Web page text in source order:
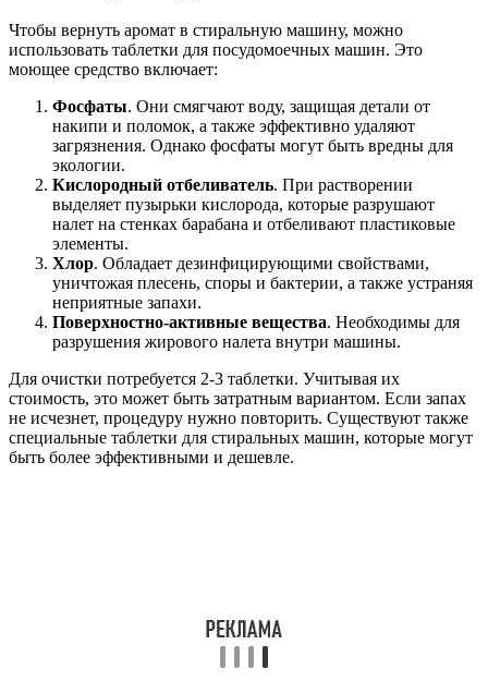
Чтобы вернуть аромат в стиральную машину, можно
использовать таблетки для посудомоечных машин. Это
моющее средство включает:
Фосфаты. Они смягчают воду, защищая детали от
накипи и поломок, а также эффективно удаляют
загрязнения. Однако фосфаты могут быть вредны для
экологии.
Кислородный отбеливатель. При растворении
выделяет пузырьки кислорода, которые разрушают
налет на стенках барабана и отбеливают пластиковые
элементы.
Хлор. Обладает дезинфицирующими свойствами,
уничтожая плесень, споры и бактерии, а также устраняя
неприятные запахи.
Поверхностно-активные вещества. Необходимы для
разрушения жирового налета внутри машины.
Для очистки потребуется 2-3 таблетки. Учитывая их
стоимость, это может быть затратным вариантом. Если запах
не исчезнет, процедуру нужно повторить. Существуют также
специальные таблетки для стиральных машин, которые могут
быть более эффективными и дешевле.